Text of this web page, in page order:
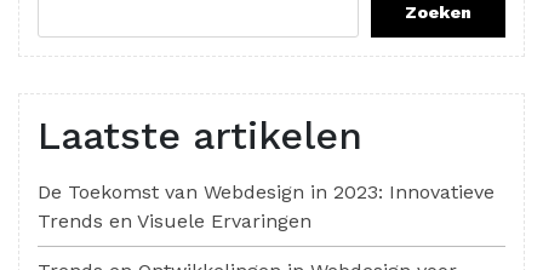
Zoeken
Laatste artikelen
De Toekomst van Webdesign in 2023: Innovatieve
Trends en Visuele Ervaringen